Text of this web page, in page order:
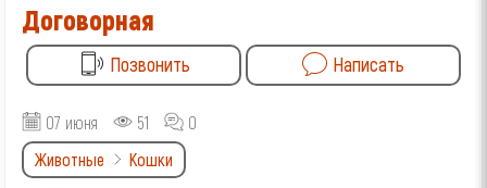
Договорная
Позвонить Написать
07 июня 51
0
Животные
Кошки